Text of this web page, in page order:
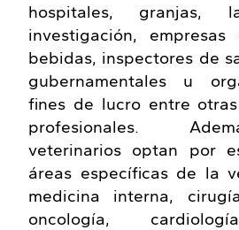
hospitales, granjas,
investigación,
bebidas, inspectores de
gubernamentales u
fines de lucro entre
profesionales.
veterinarios optan por
áreas específicas de la
medicina interna,
oncología,